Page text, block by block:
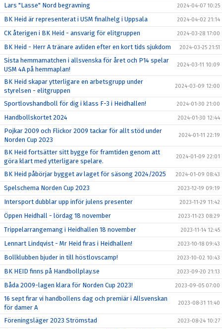
Lars "Lasse" Nord begravning 2024-04-07 10:25
BK Heid är representerat i USM finalhelg i Uppsala 2024-04-02 21:14
CK återigen i BK Heid - ansvarig för elitgruppen 2024-03-28 17:00
BK Heid - Herr A tränare avliden efter en kort tids sjukdom 2024-03-25 21:51
Sista hemmamatchen i allsvenska för året och P14 spelar
USM 4A på hemmaplan!
2024-03-11 10:09
BK Heid skapar ytterligare en arbetsgrupp under
styrelsen - elitgruppen
2024-03-09 12:00
Sportlovshandboll för dig i klass F-3 i Heidhallen! 2024-01-30 21:00
Handbollskortet 2024 2024-01-30 12:44
Pojkar 2009 och Flickor 2009 tackar för allt stöd under
Norden Cup 2023
2024-01-11 22:19
BK Heid fortsätter sitt bygge för framtiden genom att
göra klart med ytterligare spelare.
2024-01-09 22:01
BK Heid påbörjar bygget av laget för säsong 2024/2025 2024-01-09 08:43
Spelschema Norden Cup 2023 2023-12-19 09:19
Intersport dubblar upp inför julens presenter 2023-11-29 11:42
Öppen Heidhall - lördag 18 november 2023-11-23 08:29
Trippelarrangemang i Heidhallen 18 november 2023-11-14 12:45
Lennart Lindqvist - Mr Heid firas i Heidhallen! 2023-10-18 09:43
Bollklubben bjuder in till höstlovscamp! 2023-10-02 10:43
BK HEID finns på Handbollplay.se 2023-09-20 21:13
Båda 2009-lagen klara för Norden Cup 2023! 2023-09-05 07:00
16 sept firar vi handbollens dag och premiär i Allsvenskan
för damer A
2023-08-31 11:40
Föreningsläger 2023 Strömstad 2023-08-24 10:27